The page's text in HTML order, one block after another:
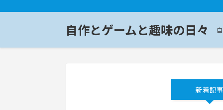
自作とゲームと趣味の日々
新着記事